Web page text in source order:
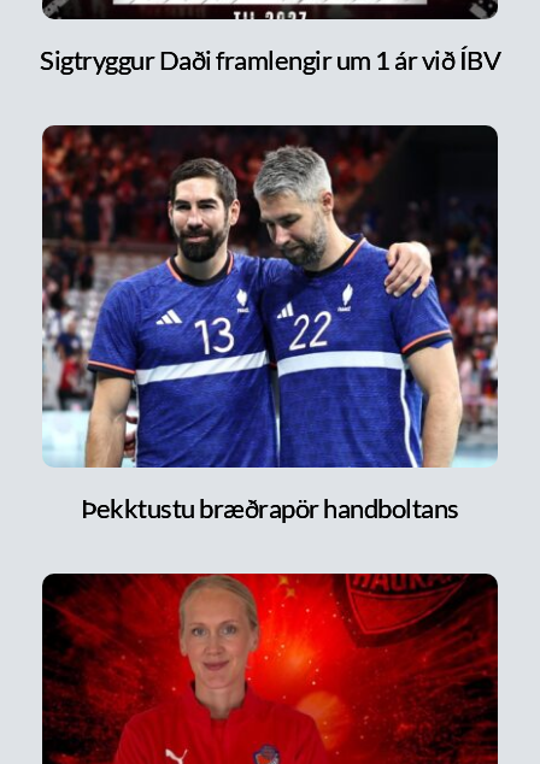
Sigtryggur Daði framlengir um 1 ár við ÍBV
Þekktustu bræðrapör handboltans